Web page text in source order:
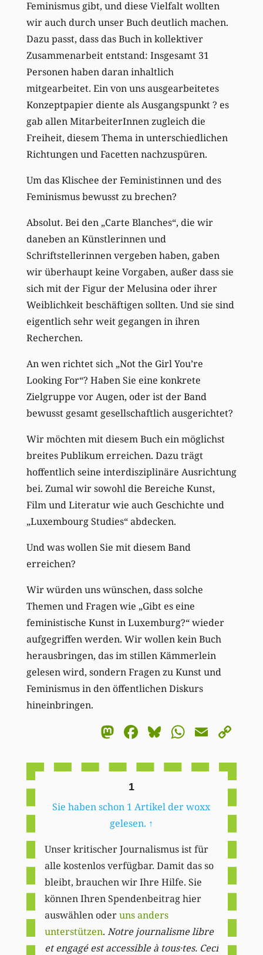
Feminismus gibt, und diese Vielfalt wollten
wir auch durch unser Buch deutlich machen.
Dazu passt, dass das Buch in kollektiver
Zusammenarbeit entstand: Insgesamt 31
Personen haben daran inhaltlich
mitgearbeitet. Ein von uns ausgearbeitetes
Konzeptpapier diente als Ausgangspunkt ? es
gab allen MitarbeiterInnen zugleich die
Freiheit, diesem Thema in unterschiedlichen
Richtungen und Facetten nachzuspüren.
Um das Klischee der Feministinnen und des
Feminismus bewusst zu brechen?
Absolut. Bei den „Carte Blanches“, die wir
daneben an Künstlerinnen und
Schriftstellerinnen vergeben haben, gaben
wir überhaupt keine Vorgaben, außer dass sie
sich mit der Figur der Melusina oder ihrer
Weiblichkeit beschäftigen sollten. Und sie sind
eigentlich sehr weit gegangen in ihren
Recherchen.
An wen richtet sich „Not the Girl You’re
Looking For“? Haben Sie eine konkrete
Zielgruppe vor Augen, oder ist der Band
bewusst gesamt gesellschaftlich ausgerichtet?
Wir möchten mit diesem Buch ein möglichst
breites Publikum erreichen. Dazu trägt
hoffentlich seine interdisziplinäre Ausrichtung
bei. Zumal wir sowohl die Bereiche Kunst,
Film und Literatur wie auch Geschichte und
„Luxembourg Studies“ abdecken.
Und was wollen Sie mit diesem Band
erreichen?
Wir würden uns wünschen, dass solche
Themen und Fragen wie „Gibt es eine
feministische Kunst in Luxemburg?“ wieder
aufgegriffen werden. Wir wollen kein Buch
herausbringen, das im stillen Kämmerlein
gelesen wird, sondern Fragen zu Kunst und
Feminismus in den öffentlichen Diskurs
hineinbringen.
Mastodon
Facebook
BlueskyEmail
1
Sie haben schon 1 Artikel der woxx
gelesen. ↑
Unser kritischer Journalismus ist für
alle kostenlos verfügbar. Damit das so
bleibt, brauchen wir Ihre Hilfe. Sie
können Ihren Spendenbeitrag hier
auswählen oderuns anders
unterstützen. Notre journalisme libre
et engagé est accessible à tous·tes. Ceci